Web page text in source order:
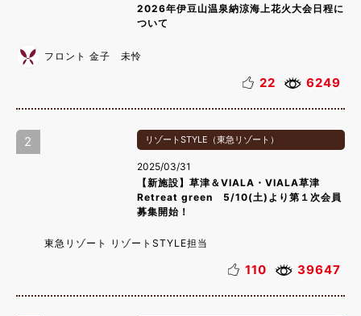
2026年伊豆山温泉納涼海上花火大会日程に
ついて
フロント 金子 未怜
22 6249
2 リゾートSTYLE（東急リゾート）
2025/03/31
【新施設】草津＆VIALA・VIALA草津
Retreat green 5/10(土)より第１次会員
募集開始！
東急リゾート リゾートSTYLE担当
110 39647